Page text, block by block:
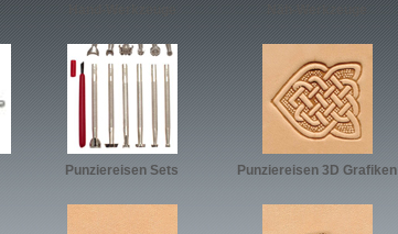
Näh-Werkzeuge
Punziereisen Sets Punziereisen 3D Grafiken